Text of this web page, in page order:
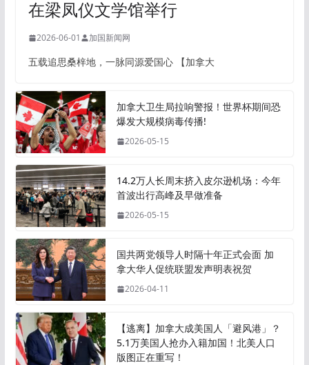
在梁凤仪文学馆举行
2026-06-01 加国新闻网
五载追思桑梓地，一脉同源爱国心 【加拿大
加拿大卫生局拉响警报！世界杯期间恐
爆发大规模病毒传播!
2026-05-15
14.2万人长周末挤入皮尔逊机场：今年
首波出行高峰及早做准备
2026-05-15
国共两党领导人时隔十年正式会面 加
拿大华人促统联盟发声明表祝贺
2026-04-11
【逃离】加拿大成美国人「避风港」？
5.1万美国人抢办入籍加国！北美人口
版图正在重写！